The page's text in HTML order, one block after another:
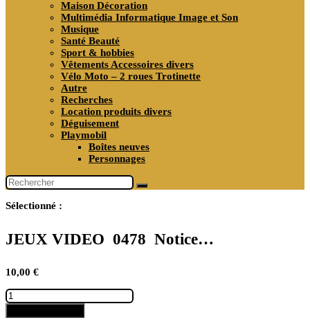
Maison Décoration
Multimédia Informatique Image et Son
Musique
Santé Beauté
Sport & hobbies
Vêtements Accessoires divers
Vélo Moto – 2 roues Trotinette
Autre
Recherches
Location produits divers
Déguisement
Playmobil
Boîtes neuves
Personnages
Sélectionné :
JEUX VIDEO 0478 Notice…
10,00 €
quantité
de
JEUX